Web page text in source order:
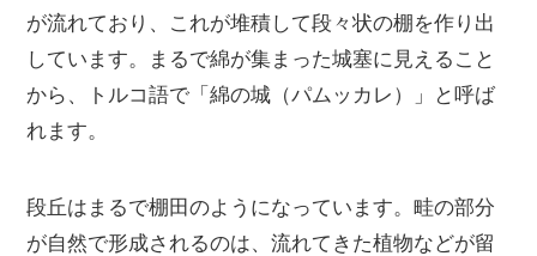
が流れており、これが堆積して段々状の棚を作り出
しています。まるで綿が集まった城塞に見えること
から、トルコ語で「綿の城（パムッカレ）」と呼ば
れます。
段丘はまるで棚田のようになっています。畦の部分
が自然で形成されるのは、流れてきた植物などが留